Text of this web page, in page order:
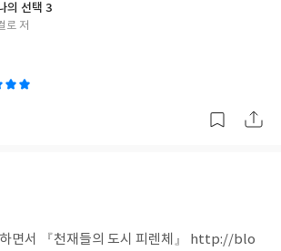
술라가 그렇고 그런 보통 사람은 아니지 않는
내려온 후 허무와 우울로 무너지는 사람이 많은
남은 시간 여한없이 놀아보기 위해 권좌에서
은 한편의 희비극이었고 그는 명배우였다.
심을 다해서 그녀들의 마지막을 예우했다. 그
로마인들의 사랑과 지지를 이끌어냈고, 카이사
피를 이어받은 가문출신이며 마리우스의 후계
각인시켰다. 카이사르가 위기를 오히려 기회
은 해적에게 납치되었다가 풀려난 후 해적을 토
성애의 추문을 안겼던 비티니아 왕과의 관계
빼놓을 수 없다. 한때 마리우스가, 또 술라가 그
르투나에게 가장 사랑받는 인물은 카이사르였
가 되고 동료 검투사들, 여성 노예들과 함께
의 선택 3
로 저
면서 『천재들의 도시 피렌체』 http://blo